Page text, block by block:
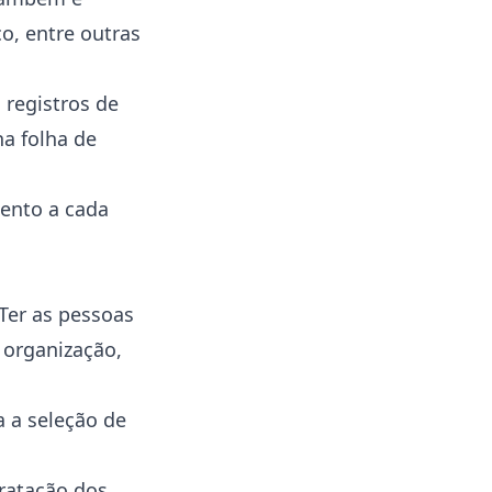
entre outras
de
folha de
a cada
as pessoas
a seleção de